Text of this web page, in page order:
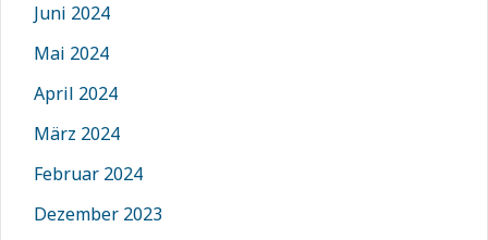
Juni 2024
Mai 2024
April 2024
März 2024
Februar 2024
Dezember 2023